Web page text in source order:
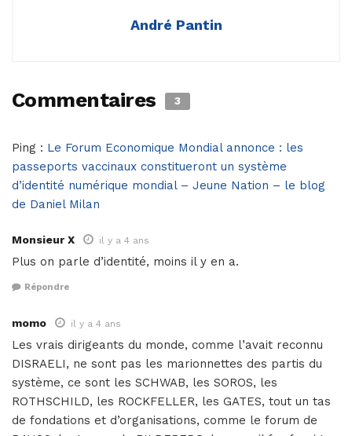
André Pantin
Commentaires 3
Ping : Le Forum Economique Mondial annonce : les
passeports vaccinaux constitueront un système
d’identité numérique mondial – Jeune Nation – le blog
de Daniel Milan
Monsieur X il y a 4 ans
Plus on parle d’identité, moins il y en a.
Répondre
momo il y a 4 ans
Les vrais dirigeants du monde, comme l’avait reconnu
DISRAELI, ne sont pas les marionnettes des partis du
système, ce sont les SCHWAB, les SOROS, les
ROTHSCHILD, les ROCKFELLER, les GATES, tout un tas
de fondations et d’organisations, comme le forum de